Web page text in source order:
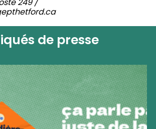
de presse